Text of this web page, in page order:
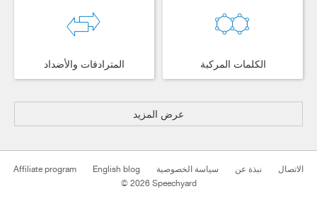
المترادفات والأضداد الكلمات المركبة
عرض المزيد
Affiliate program English blog سياسة الخصوصية نبذة عن
الاتصال
© 2026 Speechyard